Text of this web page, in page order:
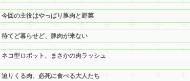
今回の主役はやっぱり豚肉と野菜
待てど暮らせど、豚肉が来ない
ネコ型ロボット、まさかの肉ラッシュ
迫りくる肉、必死に食べる大人たち